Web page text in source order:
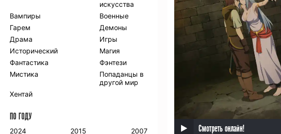
Смотреть онлайн!
искусства
Вампиры
Военные
Гарем
Демоны
Драма
Игры
Исторический
Магия
Фантастика
Фэнтези
Мистика
Попаданцы в
другой мир
Хентай
ПО ГОДУ
2024
2015
2007